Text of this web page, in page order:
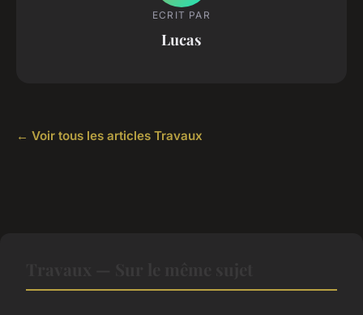
ECRIT PAR
Lucas
← Voir tous les articles Travaux